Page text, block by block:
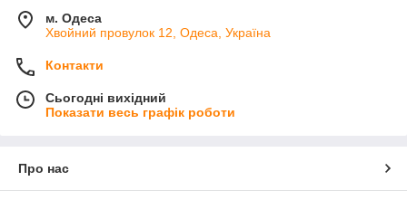
м. Одеса
Хвойний провулок 12, Одеса, Україна
Контакти
Сьогодні вихідний
Показати весь графік роботи
Про нас